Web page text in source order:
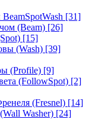
[31]
(Beam) [26]
[15]
(Wash) [39]
(Profile) [9]
(FollowSpot) [2]
(Fresnel) [14]
Washer) [24]